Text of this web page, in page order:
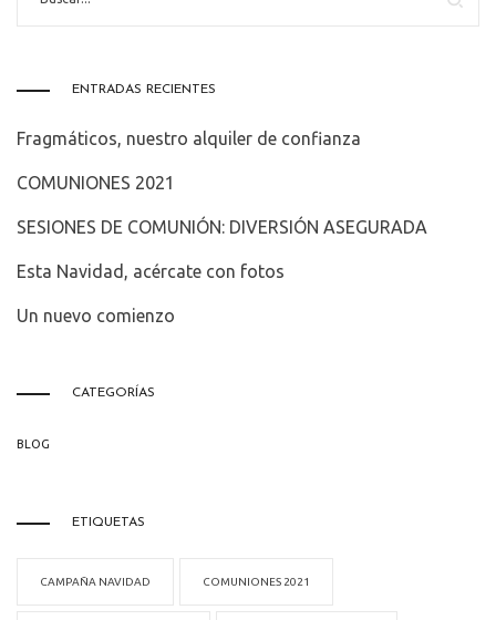
ENTRADAS RECIENTES
Fragmáticos, nuestro alquiler de confianza
COMUNIONES 2021
SESIONES DE COMUNIÓN: DIVERSIÓN ASEGURADA
Esta Navidad, acércate con fotos
Un nuevo comienzo
CATEGORÍAS
BLOG
ETIQUETAS
CAMPAÑA NAVIDAD COMUNIONES 2021